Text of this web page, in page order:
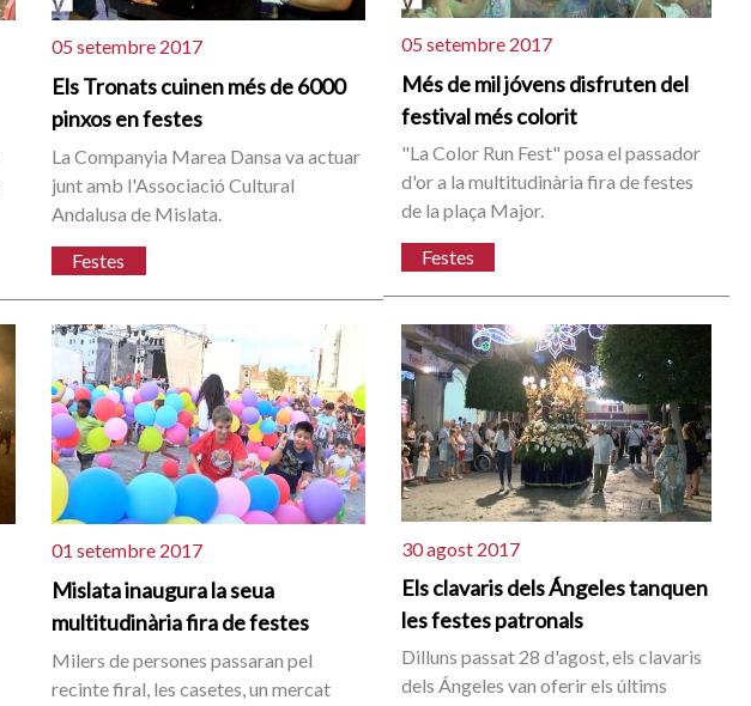
05 setembre 2017
Els Tronats cuinen més de 6000
pinxos en festes
La Companyia Marea Dansa va actuar
junt amb l'Associació Cultural
Andalusa de Mislata.
Festes
05 setembre 2017
Més de mil jóvens disfruten del
festival més colorit
"La Color Run Fest" posa el passador
d'or a la multitudinària fira de festes
de la plaça Major.
Festes
01 setembre 2017
Mislata inaugura la seua
multitudinària fira de festes
Milers de persones passaran pel
recinte firal, les casetes, un mercat
30 agost 2017
Els clavaris dels Ángeles tanquen
les festes patronals
Dilluns passat 28 d'agost, els clavaris
dels Ángeles van oferir els últims